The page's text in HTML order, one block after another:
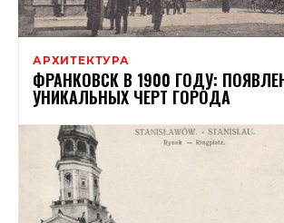
АРХИТЕКТУРА
ФРАНКОВСК В 1900 ГОДУ:
УНИКАЛЬНЫХ ЧЕРТ ГОРОДА